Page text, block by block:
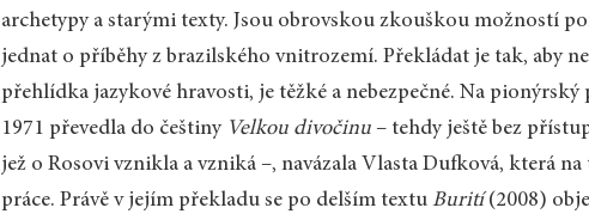
archetypy a starými texty. Jsou obrovskou zkouškou možností
jednat o příběhy z brazilského vnitrozemí. Překládat je tak, aby
přehlídka jazykové hravosti, je těžké a nebezpečné. Na
1971 převedla do češtiny Velkou divočinu – tehdy ještě bez
jež o Rosovi vznikla a vzniká –, navázala Vlasta Dufková, která
práce. Právě v jejím překladu se po delším textuBurití(2008)